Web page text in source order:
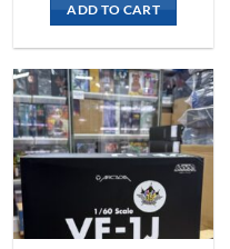
ADD TO CART